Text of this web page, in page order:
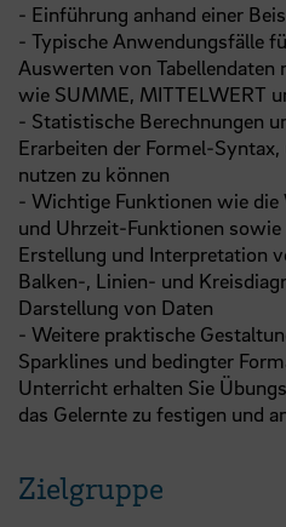
- Einführung anhand einer
- Typische Anwendungsfälle
Auswerten von
wie SUMME, MITTELWERT
- Statistische Berechnungen
Erarbeiten der Formel-
nutzen zu können
- Wichtige Funktionen wie
und Uhrzeit-Funktionen
Erstellung und Interpretation
Balken-, Linien- und
Darstellung von Daten
- Weitere praktische
Sparklines und bedingter
Unterricht erhalten Sie
das Gelernte zu festigen und
Zielgruppe